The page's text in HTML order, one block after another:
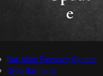
e
Bat-Man: Pierwszy Rycerz
Grób Batmana